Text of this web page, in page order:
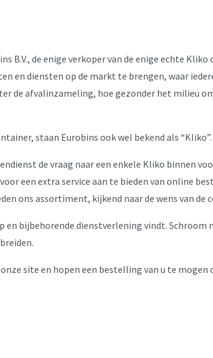
B.V., de enige verkoper van de enige echte
en diensten op de markt te brengen, waar
de afvalinzameling, hoe gezonder het milieu
staan Eurobins ook wel bekend als
de vraag naar een enkele Kliko binnen
een extra service aan te bieden van online
ons assortiment, kijkend naar de wens van de
en bijbehorende dienstverlening vindt.
site en hopen een bestelling van u te mogen